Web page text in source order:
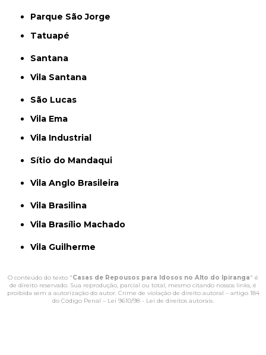
Parque São Jorge
Tatuapé
Santana
Vila Santana
São Lucas
Vila Ema
Vila Industrial
Sítio do Mandaqui
Vila Anglo Brasileira
Vila Brasilina
Vila Brasílio Machado
Vila Guilherme
O conteúdo do texto "Casas de Repousos para Idosos no Alto do Ipiranga" é
de direito reservado. Sua reprodução, parcial ou total, mesmo citando nossos links, é
proibida sem a autorização do autor. Crime de violação de direito autoral – artigo 184
do Código Penal – Lei 9610/98 - Lei de direitos autorais.